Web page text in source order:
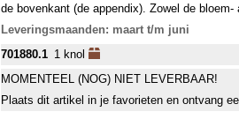
de bovenkant (de appendix). Zowel de
spikkels. De bollen kunnen het beste
bloei garanderen…
Leveringsmaanden: maart t/m juni
701880.1 1 knol
MOMENTEEL (NOG) NIET LEVERBAAR!
Plaats dit artikel in je favorieten en ontvang